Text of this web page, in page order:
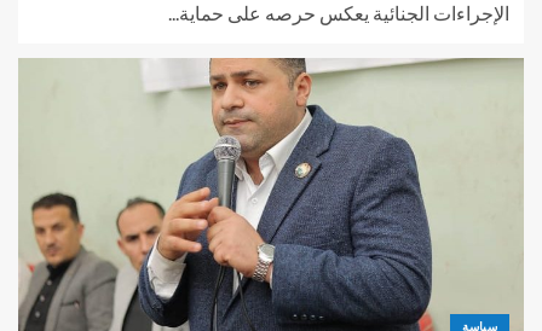
الإجراءات الجنائية يعكس حرصه على حماية...
سياسة